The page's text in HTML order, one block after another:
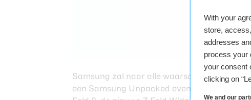
With your
store,
addresses
process your
your consent
clicking on
We and our
Samsung zal naar alle waarschijnlijkheid
een Samsung Unpacked evenement in